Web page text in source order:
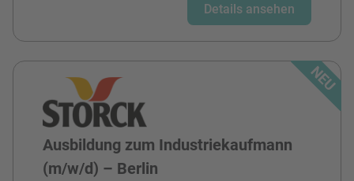
Details ansehen
Ausbildung zum Industriekaufmann
(m/w/d) – Berlin